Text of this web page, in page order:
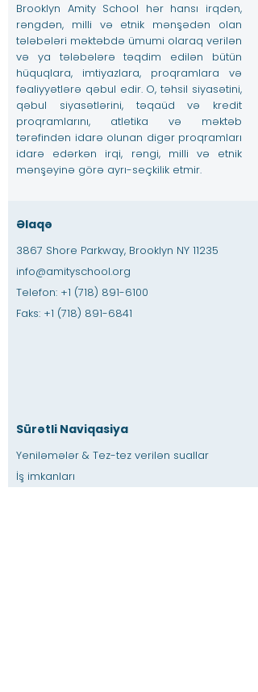
Brooklyn Amity School hər hansı irqdən,
rəngdən, milli və etnik mənşədən olan
tələbələri məktəbdə ümumi olaraq verilən
və ya tələbələrə təqdim edilən bütün
hüquqlara, imtiyazlara, proqramlara və
fəaliyyətlərə qəbul edir. O, təhsil siyasətini,
qəbul siyasətlərini, təqaüd və kredit
proqramlarını, atletika və məktəb
tərəfindən idarə olunan digər proqramları
idarə edərkən irqi, rəngi, milli və etnik
mənşəyinə görə ayrı-seçkilik etmir.
Əlaqə
3867 Shore Parkway, Brooklyn NY 11235
info@amityschool.org
Telefon: +1 (718) 891-6100
Faks: +1 (718) 891-6841
Sürətli Naviqasiya
Yeniləmələr & Tez-tez verilən suallar
İş imkanları